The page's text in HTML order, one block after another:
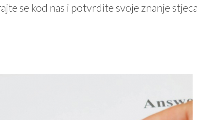
se kod nas i potvrdite svoje znanje